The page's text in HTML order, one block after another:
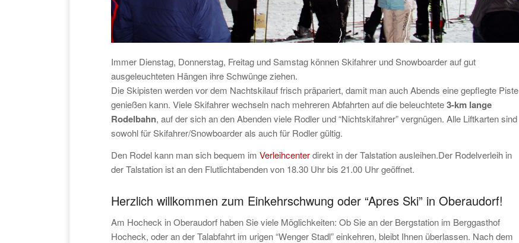
Immer Dienstag, Donnerstag, Freitag und Samstag können Skifahrer und Snowboarder auf gut
ausgeleuchteten Hängen ihre Schwünge ziehen.
Die Skipisten werden vor dem Nachtskilauf frisch präpariert, damit man auch Abends eine gepflegte Piste
genießen kann. Viele Skifahrer wechseln nach mehreren Abfahrten auf die beleuchtete3-km lange
Rodelbahn, auf der sich an den Abenden viele Rodler und “Nichtskifahrer” vergnügen. Alle Liftkarten sind
sowohl für Skifahrer/Snowboarder als auch für Rodler gültig.
Den Rodel kann man sich bequem imVerleihcenterdirekt in der Talstation ausleihen.Der Rodelverleih in
der Talstation ist an den Flutlichtabenden von 18.30 Uhr bis 21.00 Uhr geöffnet.
Herzlich willkommen zum Einkehrschwung oder “Apres Ski” in Oberaudorf!
Am Hocheck in Oberaudorf haben Sie viele Möglichkeiten: Ob Sie an der Bergstation im Berggasthof
Hocheck, oder an der Talabfahrt im urigen “Wenger Stadl” einkehren, bleibt Ihnen überlassen. Nach dem